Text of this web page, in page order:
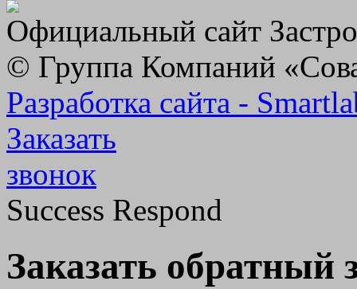
Официальный сайт
© Группа Компаний
Разработка сайта -
Заказать
звонок
Success Respond
Заказать обратный